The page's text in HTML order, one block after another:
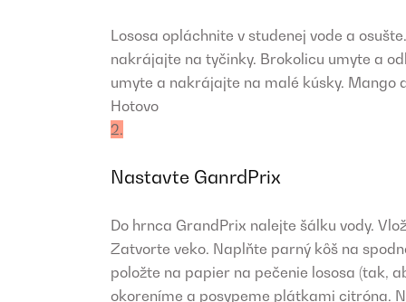
Lososa opláchnite v studenej vode a
nakrájajte na tyčinky. Brokolicu umyte a
umyte a nakrájajte na malé kúsky. Mango
Hotovo
2.
Nastavte GanrdPrix
Do hrnca GrandPrix nalejte šálku vody.
Zatvorte veko. Naplňte parný kôš na
položte na papier na pečenie lososa (tak,
okoreníme a posypeme plátkami citróna.